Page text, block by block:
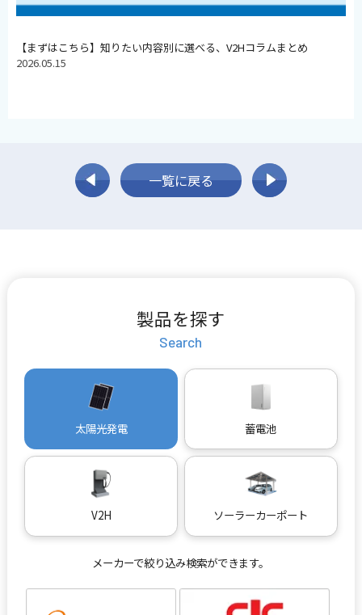
【まずはこちら】知りたい内容別に選べる、V2Hコラムまとめ
2026.05.15
一覧に戻る
製品を探す
Search
太陽光発電 蓄電池
V2H ソーラーカーポート
メーカーで絞り込み検索ができます。